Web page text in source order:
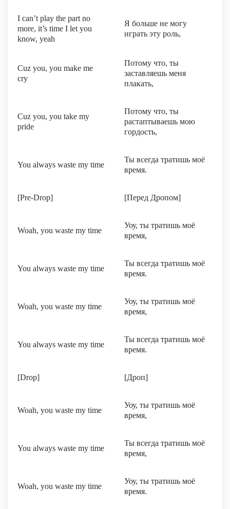
I can’t play the part no
more, it’s time I let you
know, yeah
Я больше не могу
играть эту роль,
Cuz you, you make me
cry
Потому что, ты
заставляешь меня
плакать,
Cuz you, you take my
pride
Потому что, ты
растаптываешь мою
гордость,
You always waste my time
Ты всегда тратишь моё
время.
[Pre-Drop] [Перед Дропом]
Woah, you waste my time
Уоу, ты тратишь моё
время,
You always waste my time
Ты всегда тратишь моё
время.
Woah, you waste my time
Уоу, ты тратишь моё
время,
You always waste my time
Ты всегда тратишь моё
время.
[Drop] [Дроп]
Woah, you waste my time
Уоу, ты тратишь моё
время,
You always waste my time
Ты всегда тратишь моё
время,
Woah, you waste my time
Уоу, ты тратишь моё
время.